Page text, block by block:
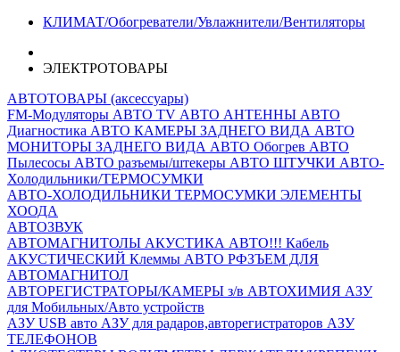
КЛИМАТ/Обогреватели/Увлажнители/Вентиляторы
ЭЛЕКТРОТОВАРЫ
АВТОТОВАРЫ (аксессуары)
FM-Модуляторы АВТО TV АВТО АНТЕННЫ АВТО
Диагностика АВТО КАМЕРЫ ЗАДНЕГО ВИДА АВТО
МОНИТОРЫ ЗАДНЕГО ВИДА АВТО Обогрев АВТО
Пылесосы АВТО разъемы/штекеры АВТО ШТУЧКИ АВТО-
Холодильники/ТЕРМОСУМКИ
АВТО-ХОЛОДИЛЬНИКИ ТЕРМОСУМКИ ЭЛЕМЕНТЫ
ХООДА
АВТОЗВУК
АВТОМАГНИТОЛЫ АКУСТИКА АВТО!!! Кабель
АКУСТИЧЕСКИЙ Клеммы АВТО РФЗЪЕМ ДЛЯ
АВТОМАГНИТОЛ
АВТОРЕГИСТРАТОРЫ/КАМЕРЫ з/в АВТОХИМИЯ АЗУ
для Мобильных/Авто устройств
АЗУ USB авто АЗУ для радаров,авторегистраторов АЗУ
ТЕЛЕФОНОВ